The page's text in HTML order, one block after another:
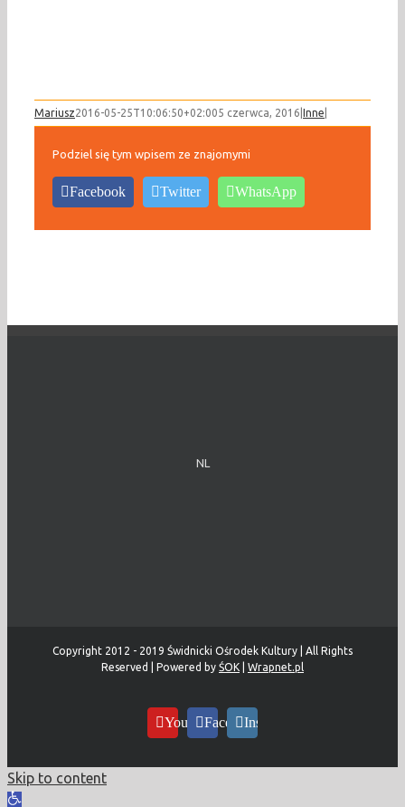
Mariusz2016-05-25T10:06:50+02:005 czerwca, 2016 Inne
Podziel się tym wpisem ze znajomymi
Facebook Twitter WhatsApp
NL
Copyright 2012 - 2019 Świdnicki Ośrodek Kultury | All Rights
Reserved | Powered by ŚOK Wrapnet.pl
YouTubeFacebookInstagram
Skip to content
Open